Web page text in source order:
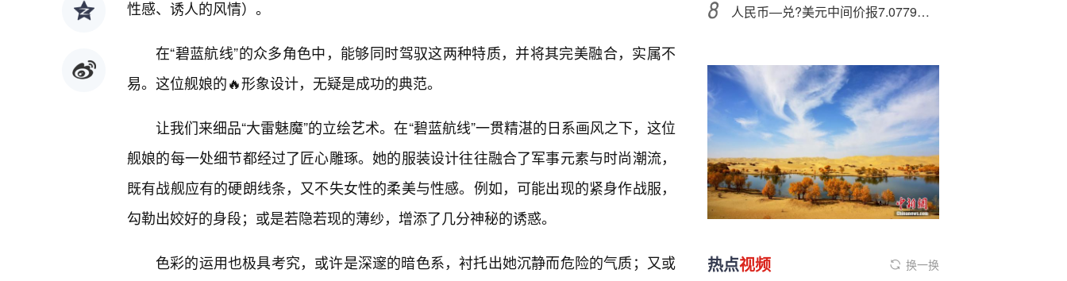
性感、诱人的风情）。
在“碧蓝航线”的众多角色中，能够同时驾驭这两种特质，并将其完美融合，实属不
易。这位舰娘的🔥形象设计，无疑是成功的典范。
让我们来细品“大雷魅魔”的立绘艺术。在“碧蓝航线”一贯精湛的日系画风之下，这位
舰娘的每一处细节都经过了匠心雕琢。她的服装设计往往融合了军事元素与时尚潮流，
既有战舰应有的硬朗线条，又不失女性的柔美与性感。例如，可能出现的紧身作战服，
勾勒出姣好的身段；或是若隐若现的薄纱，增添了几分神秘的诱惑。
色彩的运用也极具考究，或许是深邃的暗色系，衬托出她沉静而危险的气质；又或
人民币—兑?美元中间价报7.0779，上调17点 升值至2024年10月14日以来最高！
热点视频 换一换